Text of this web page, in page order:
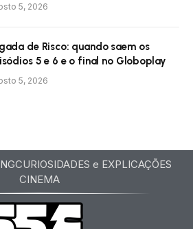
5, 2026
de Risco: quando saem os
5 e 6 e o final no Globoplay
5, 2026
CURIOSIDADES e EXPLICAÇÕES
CINEMA